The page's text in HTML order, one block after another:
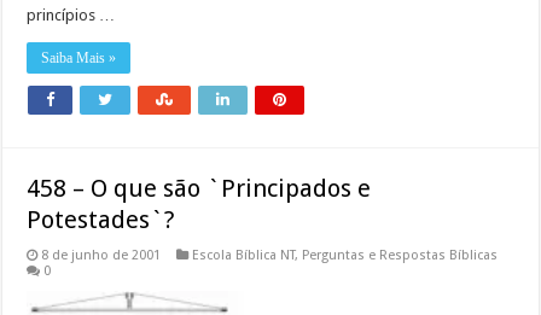
princípios …
Saiba Mais »
458 – O que são `Principados e
Potestades`?
8 de junho de 2001 Escola Bíblica NT, Perguntas e Respostas Bíblicas
0